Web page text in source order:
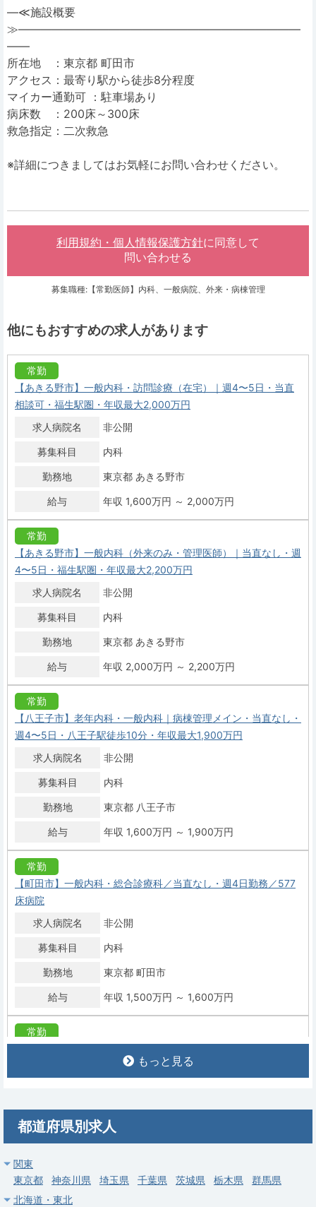
―≪施設概要
≫―――――――――――――――――――――――――
――
所在地 ：東京都 町田市
アクセス：最寄り駅から徒歩8分程度
マイカー通勤可 ：駐車場あり
病床数 ：200床～300床
救急指定：二次救急
※詳細につきましてはお気軽にお問い合わせください。
利用規約・個人情報保護方針に同意して
問い合わせる
募集職種:【常勤医師】内科、一般病院、外来・病棟管理
他にもおすすめの求人があります
常勤
【あきる野市】一般内科・訪問診療（在宅）｜週4〜5日・当直
相談可・福生駅圏・年収最大2,000万円
求人病院名
非公開
募集科目 内科
勤務地 東京都 あきる野市
給与 年収 1,600万円 ～ 2,000万円
常勤
【あきる野市】一般内科（外来のみ・管理医師）｜当直なし・週
4〜5日・福生駅圏・年収最大2,200万円
求人病院名
非公開
募集科目 内科
勤務地 東京都 あきる野市
給与 年収 2,000万円 ～ 2,200万円
常勤
【八王子市】老年内科・一般内科｜病棟管理メイン・当直なし・
週4〜5日・八王子駅徒歩10分・年収最大1,900万円
求人病院名
非公開
募集科目 内科
勤務地 東京都 八王子市
給与 年収 1,600万円 ～ 1,900万円
常勤
【町田市】一般内科・総合診療科／当直なし・週4日勤務／577
床病院
求人病院名
非公開
募集科目 内科
勤務地 東京都 町田市
給与 年収 1,500万円 ～ 1,600万円
常勤
社会医療法人社団慈生会 等潤病院
勤務地 東京都 足立区
給与 年収 1,500万円 ～ 1,900万円
常勤
【立川市】内科／リウマチ専門外来・週4日可・当直なし・駅チ
もっと見る
都道府県別求人
関東
東京都
神奈川県 埼玉県 千葉県 茨城県 栃木県
群馬県
北海道・東北